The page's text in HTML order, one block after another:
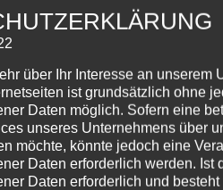
über Ihr Interesse an unserem
ist grundsätzlich ohne
Daten möglich. Sofern eine
unseres Unternehmens über
möchte, könnte jedoch eine
Daten erforderlich werden. Ist
Daten erforderlich und